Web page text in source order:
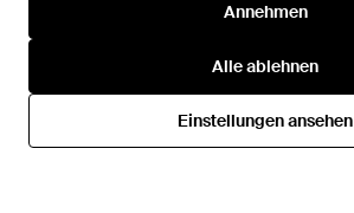
Annehmen
Alle ablehnen
Einstellungen ansehen
Hilfe und Informationen